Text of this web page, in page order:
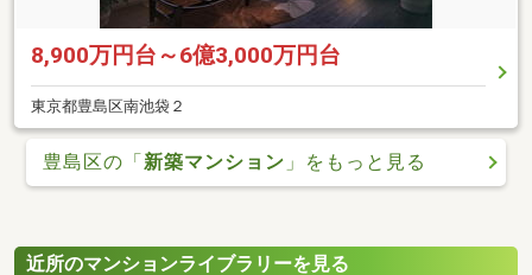
8,900万円台～6億3,000万円台
東京都豊島区南池袋２
豊島区の「新築マンション 」をもっと見る
近所のマンションライブラリーを見る